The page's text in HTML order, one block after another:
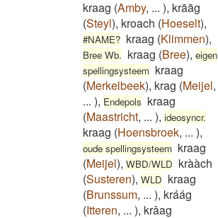
kraag (Amby, ... ), krāāg
(Steyl), kroach (Hoeselt),
#NAME? kraag (Klimmen),
Bree Wb. kraag (Bree), eigen
spellingsysteem kraag
(Merkelbeek), krag (Meijel,
... ), Endepols kraag
(Maastricht, ... ), ideosyncr.
kraag (Hoensbroek, ... ),
oude spellingsysteem kraag
(Meijel), WBD/WLD krààch
(Susteren), WLD kraag
(Brunssum, ... ), kráág
(Itteren, ... ), krâag